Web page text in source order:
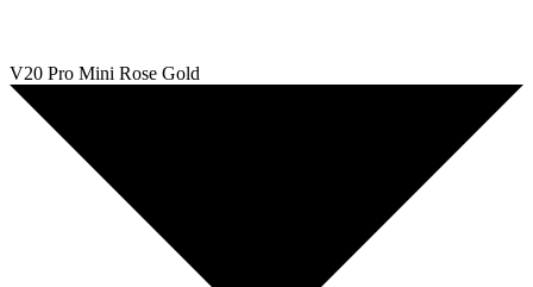
V20 Pro Mini Rose Gold